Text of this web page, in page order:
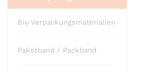
Bio Verpackungsmaterialien
Paketband / Packband